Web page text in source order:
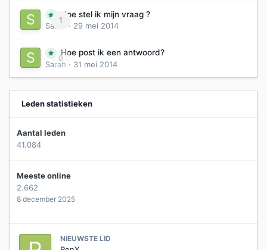
1
Hoe stel ik mijn vraag ?
Sarah
· 29 mei 2014
0
Hoe post ik een antwoord?
Sarah · 31 mei 2014
Leden statistieken
Aantal leden
41.084
Meeste online
2.662
8 december 2025
NIEUWSTE LID